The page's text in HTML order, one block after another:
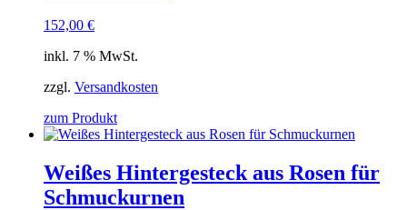
152,00 €
inkl. 7 % MwSt.
zzgl. Versandkosten
zum Produkt
Weißes Hintergesteck aus Rosen für
Schmuckurnen